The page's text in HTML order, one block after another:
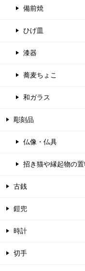
備前焼
ひげ皿
漆器
蕎麦ちょこ
和ガラス
彫刻品
仏像・仏具
招き猫や縁起物の置
古銭
鎧兜
時計
切手